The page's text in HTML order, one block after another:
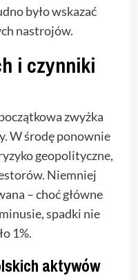
było wskazać
nastrojów.
i czynniki
zwyżka
W środę ponownie
geopolityczne,
Niemniej
– choć główne
spadki nie
1%.
aktywów